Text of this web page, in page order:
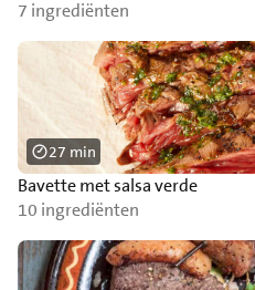
7 ingrediënten
Bavette met salsa verde
10 ingrediënten
27 min